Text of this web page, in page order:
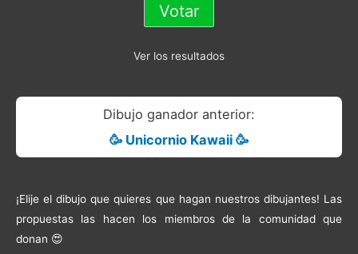
Ver los resultados
Dibujo ganador anterior:
🥳 Unicornio Kawaii 🥳
¡Elije el dibujo que quieres que hagan nuestros dibujantes! Las
propuestas las hacen los miembros de la comunidad que
donan 😍